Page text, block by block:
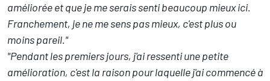
améliorée et que je me serais senti beaucoup mieux ici.
Franchement, je ne me sens pas mieux, c'est plus ou
moins pareil."
"Pendant les premiers jours, j'ai ressenti une petite
amélioration, c'est la raison pour laquelle j'ai commencé à